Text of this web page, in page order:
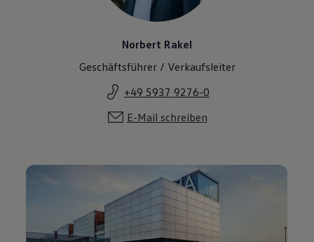
Norbert Rakel
Geschäftsführer / Verkaufsleiter
+49 5937 9276-0
E-Mail schreiben